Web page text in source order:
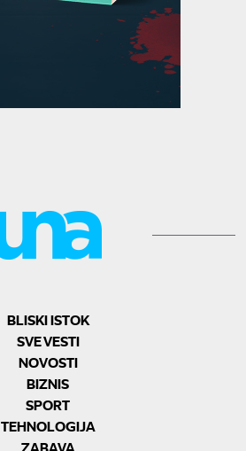
BLISKI ISTOK
SVE VESTI
NOVOSTI
BIZNIS
SPORT
TEHNOLOGIJA
ZABAVA